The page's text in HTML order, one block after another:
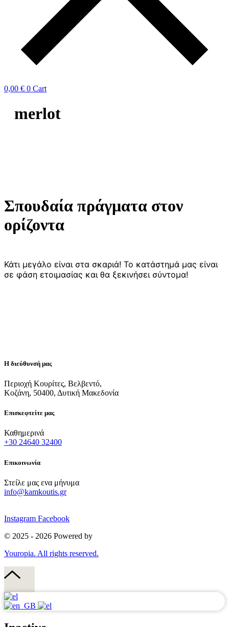
0,00 € 0 Cart
merlot
Σπουδαία πράγματα στον
ορίζοντα
Κάτι μεγάλο είναι στα σκαριά! Το κατάστημά μας είναι
σε φάση ετοιμασίας και θα ξεκινήσει σύντομα!
Η διεύθυνσή μας
Περιοχή Κουρίτες, Βελβεντό,
Κοζάνη, 50400, Δυτική Μακεδονία
Επισκεφτείτε μας
Καθημερινά
+30 24640 32400
Επικοινωνία
Στείλε μας ενα μήνυμα
info@kamkoutis.gr
Instagram Facebook
© 2025 - 2026 Powered by
Youropia. All rights reserved.